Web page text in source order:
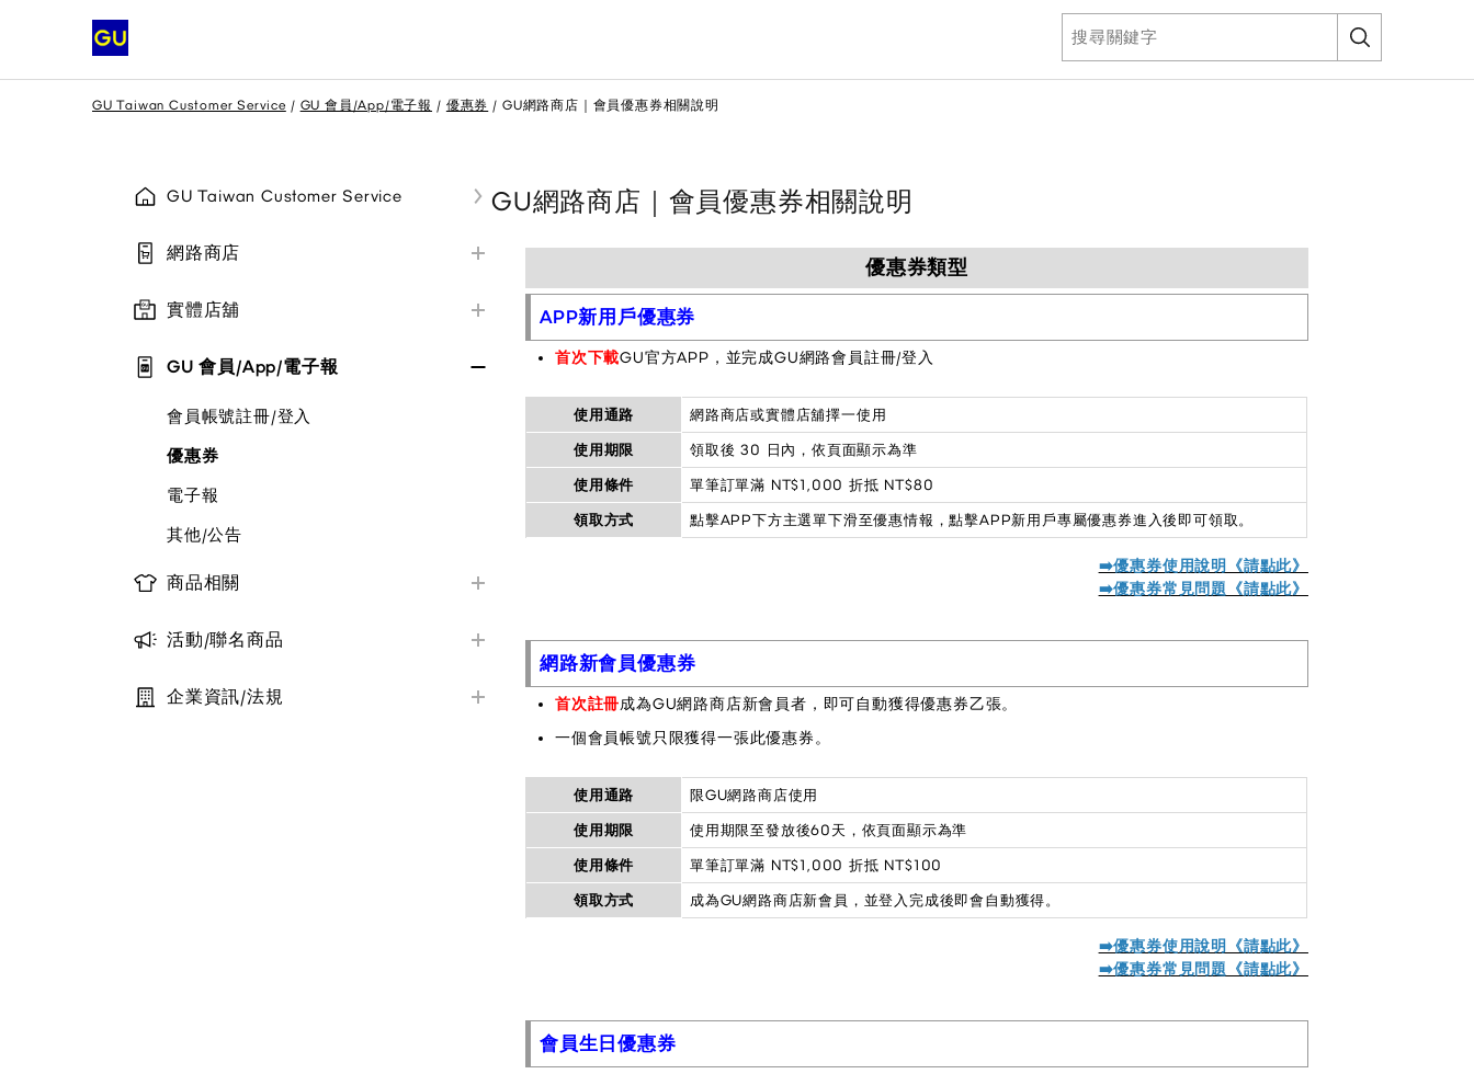
GU Taiwan Customer Service GU 會員/App/電子報 優惠券 GU網路商店｜會員優惠券相關說明
GU Taiwan Customer Service
網路商店
網路商店配送相關
網路商店退貨與換貨
其他/公告
實體店舖
實體店舖退貨與換貨
實體店舖取貨說明
其他/公告
GU 會員/App/電子報
會員帳號註冊/登入
優惠券
電子報
其他/公告
商品相關
商品庫存查詢
大宗採購服務
活動/聯名商品
聯名系列商品一覽
企業資訊/法規
GU網路商店｜會員優惠券相關說明
優惠券類型
APP新用戶優惠券
首次下載GU官方APP，並完成GU網路會員註冊/登入
使用通路
網路商店或實體店舖擇一使用
使用期限
領取後 30 日內，依頁面顯示為準
使用條件
單筆訂單滿 NT$1,000 折抵 NT$80
領取方式
點擊APP下方主選單下滑至優惠情報，點擊APP新用戶專屬優惠券進入後即可領取。
➡️優惠券使用說明《請點此》
➡️優惠券常見問題《請點此》
網路新會員優惠券
首次註冊成為GU網路商店新會員者，即可自動獲得優惠券乙張。
一個會員帳號只限獲得一張此優惠券。
使用通路
限GU網路商店使用
使用期限
使用期限至發放後60天，依頁面顯示為準
使用條件
單筆訂單滿 NT$1,000 折抵 NT$100
領取方式
成為GU網路商店新會員，並登入完成後即會自動獲得。
➡️優惠券使用說明《請點此》
➡️優惠券常見問題《請點此》
會員生日優惠券